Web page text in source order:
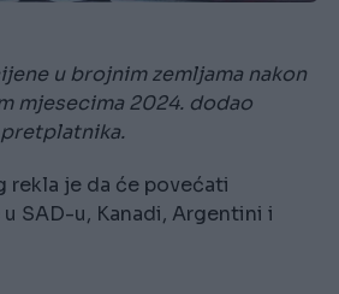
u brojnim zemljama nakon
mjesecima 2024. dodao
rekla je da će povećati
SAD-u, Kanadi, Argentini i